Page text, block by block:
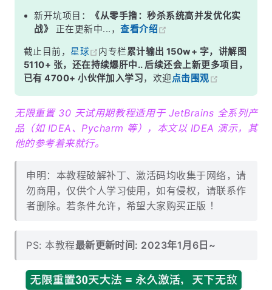
新开坑项目：
《从零手撸：秒杀系统高并发优化实
战》
正在更新中...，查看介绍
截止目前， 星球 内专栏累计输出 150w+ 字，讲解图
5110+ 张，还在持续爆肝中.. 后续还会上新更多项目，
已有 4700+ 小伙伴加入学习，欢迎点击围观
无限重置 30 天试用期教程适用于 JetBrains 全系列产
品（如 IDEA、Pycharm 等），本文以 IDEA 演示，其
他的参考着来就行。
申明：本教程破解补丁、激活码均收集于网络，请
勿商用，仅供个人学习使用，如有侵权，请联系作
者删除。若条件允许，希望大家购买正版 ！
PS: 本教程最新更新时间: 2023年1月6日~